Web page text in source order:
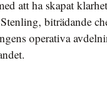
att ha skapat
biträdande
operativa